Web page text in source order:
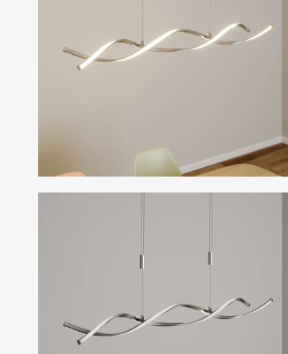
изображенията